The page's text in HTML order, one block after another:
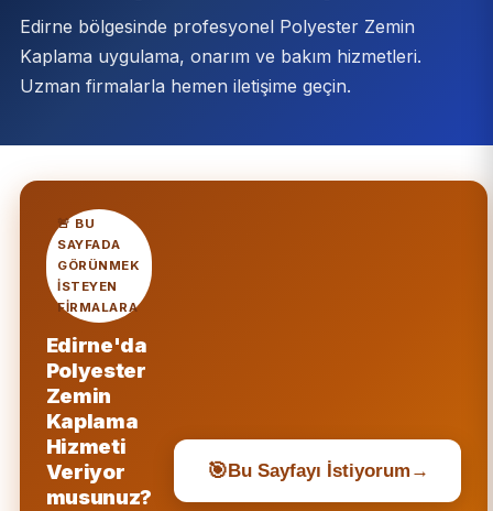
Edirne bölgesinde profesyonel Polyester Zemin
Kaplama uygulama, onarım ve bakım hizmetleri.
Uzman firmalarla hemen iletişime geçin.
🚨 BU
SAYFADA
GÖRÜNMEK
ISTEYEN
FIRMALARA
Edirne'da
Polyester
Zemin
Kaplama
Hizmeti
Veriyor
musunuz?
🎯Bu Sayfayı İstiyorum →